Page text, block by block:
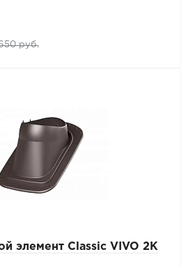
руб.
элемент Classic VIVO 2K